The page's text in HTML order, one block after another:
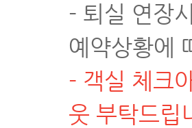
- 퇴실 연장
예약상황에
- 객실 체크
웃 부탁드립